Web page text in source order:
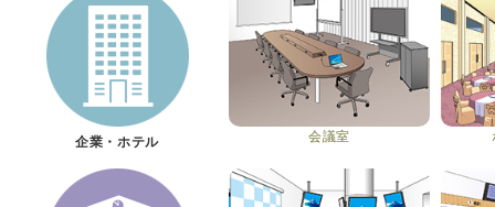
企業・ホテル 会議室